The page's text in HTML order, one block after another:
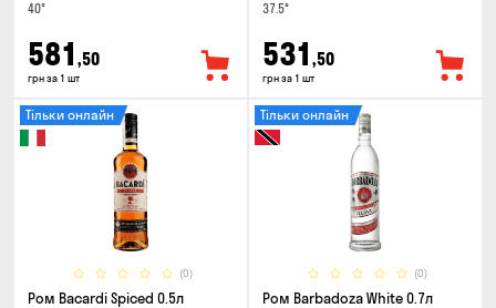
40°
581 ,50
грн за 1 шт
37.5°
531 ,50
грн за 1 шт
(0)
Тільки онлайн
Ром Bacardi Spiced 0.5л
(0)
Тільки онлайн
Ром Barbadoza White 0.7л